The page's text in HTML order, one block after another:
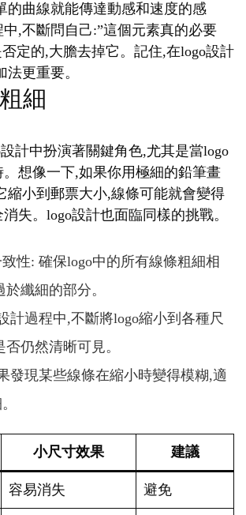
的曲線就能傳達動感和速度的感
,不斷問自己:”這個元素真的必要
定的,大膽去掉它。記住,在logo設計
更重要。
細
計中扮演著關鍵角色,尤其是當logo
想像一下,如果你用極細的鉛筆畫
縮小到郵票大小,線條可能就會變得
失。logo設計也面臨同樣的挑戰。
性: 確保logo中的所有線條粗細相
纖細的部分。
計過程中,不斷將logo縮小到各種尺
仍然清晰可見。
發現某些線條在縮小時變得模糊,適
小尺寸效果 建議
容易消失 避免